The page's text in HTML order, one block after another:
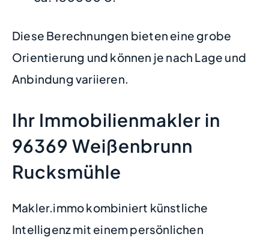
Diese Berechnungen bieten eine grobe
Orientierung und können je nach Lage und
Anbindung variieren.
Ihr Immobilienmakler in
96369 Weißenbrunn
Rucksmühle
Makler.immo kombiniert künstliche
Intelligenz mit einem persönlichen